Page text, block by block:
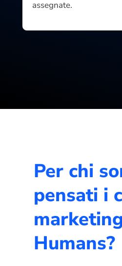
assegnate.
Per chi
pensati i
Humans?